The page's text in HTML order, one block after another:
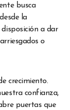
busca
la
a dar
o
crecimiento.
confianza,
puertas que